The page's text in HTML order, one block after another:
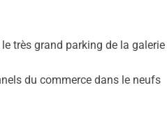
très grand parking de la galerie
du commerce dans le neufs